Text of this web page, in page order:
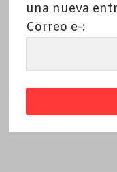
una nueva
Correo e-: